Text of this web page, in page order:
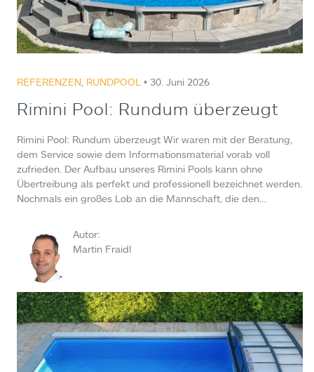
REFERENZEN RUNDPOOL • 30. Juni 2026
Rimini Pool: Rundum überzeugt
Rimini Pool: Rundum überzeugt Wir waren mit der Beratung,
dem Service sowie dem Informationsmaterial vorab voll
zufrieden. Der Aufbau unseres Rimini Pools kann ohne
Übertreibung als perfekt und professionell bezeichnet werden.
Nochmals ein großes Lob an die Mannschaft, die den…
Autor:
Martin Fraidl